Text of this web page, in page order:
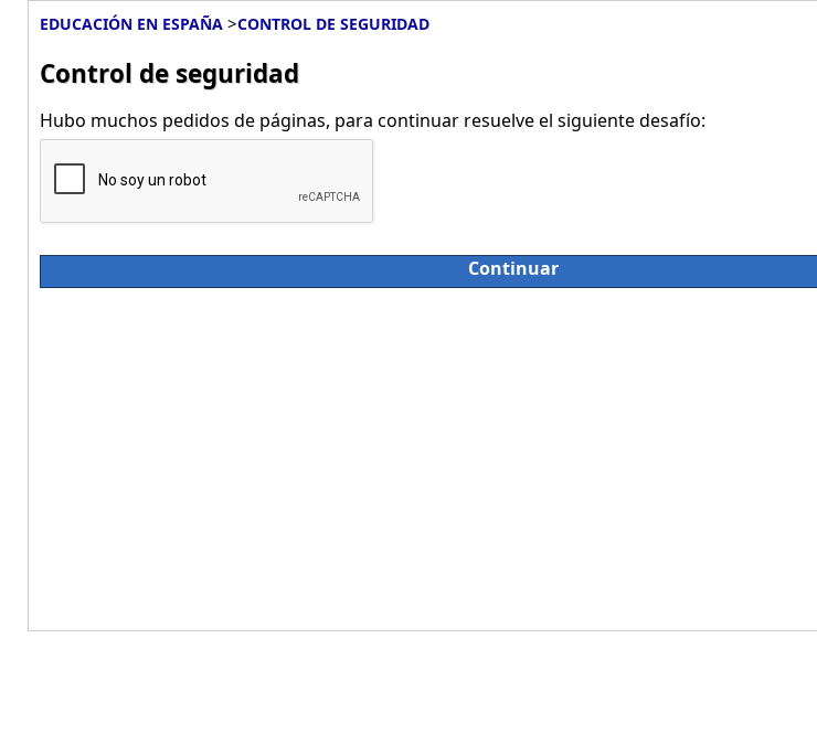
EDUCACIÓN EN ESPAÑA >CONTROL DE SEGURIDAD
Control de seguridad
Hubo muchos pedidos de páginas, para continuar resuelve el siguiente desafío:
Continuar